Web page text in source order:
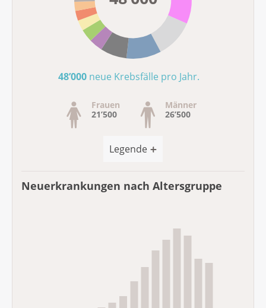
48’000neue Krebsfälle pro Jahr.
Frauen
21’500
Männer
26’500
Legende
Neuerkrankungen nach Altersgruppe